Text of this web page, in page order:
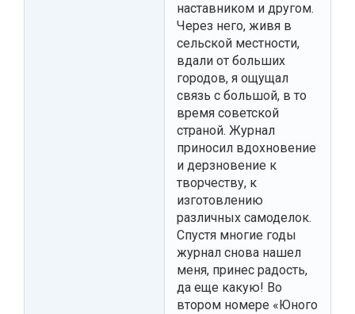
наставником и другом.
Через него, живя в
сельской местности,
вдали от больших
городов, я ощущал
связь с большой, в то
время советской
страной. Журнал
приносил вдохновение
и дерзновение к
творчеству, к
изготовлению
различных самоделок.
Спустя многие годы
журнал снова нашел
меня, принес радость,
да еще какую! Во
втором номере «Юного